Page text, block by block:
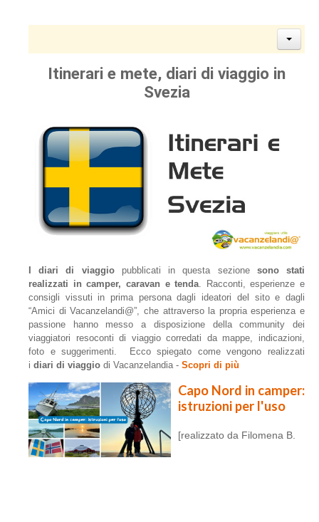
Itinerari e mete, diari di viaggio in
Svezia
I diari di viaggiopubblicati in questa sezione sono stati
realizzati in camper, caravan e tenda. Racconti, esperienze e
consigli vissuti in prima persona dagli ideatori del sito e dagli
“Amici di Vacanzelandi@”, che attraverso la propria esperienza e
passione hanno messo a disposizione della community dei
viaggiatori resoconti di viaggio corredati da mappe, indicazioni,
foto e suggerimenti. Ecco spiegato come vengono realizzati
i diari di viaggio di Vacanzelandia - Scopri di più
Capo Nord in camper:
istruzioni per l'uso
[realizzato da Filomena B.